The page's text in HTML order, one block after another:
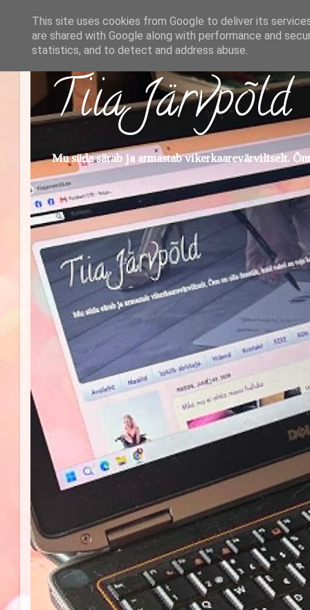
Tiia Järvpõld
Mu süda särab ja armastab vikerkaarevärviliselt.
This site uses cookies from Google to deliver its
are shared with Google along with performance and
statistics, and to detect and address abuse.